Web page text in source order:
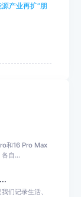
产业再扩“朋
和16 Pro Max
各自...
们记录生活、